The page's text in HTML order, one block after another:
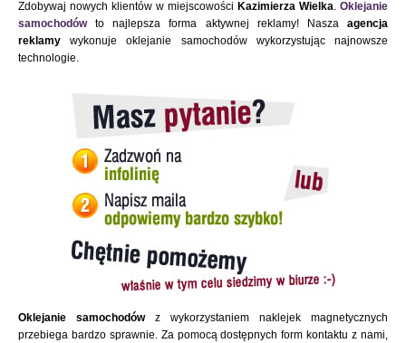
Zdobywaj nowych klientów w miejscowości Kazimierza Wielka. Oklejanie
samochodówto najlepsza forma aktywnej reklamy! Nasza agencja
reklamy wykonuje oklejanie samochodów wykorzystując najnowsze
technologie.
Oklejanie samochodówz wykorzystaniem naklejek magnetycznych
przebiega bardzo sprawnie. Za pomocą dostępnych form kontaktu z nami,